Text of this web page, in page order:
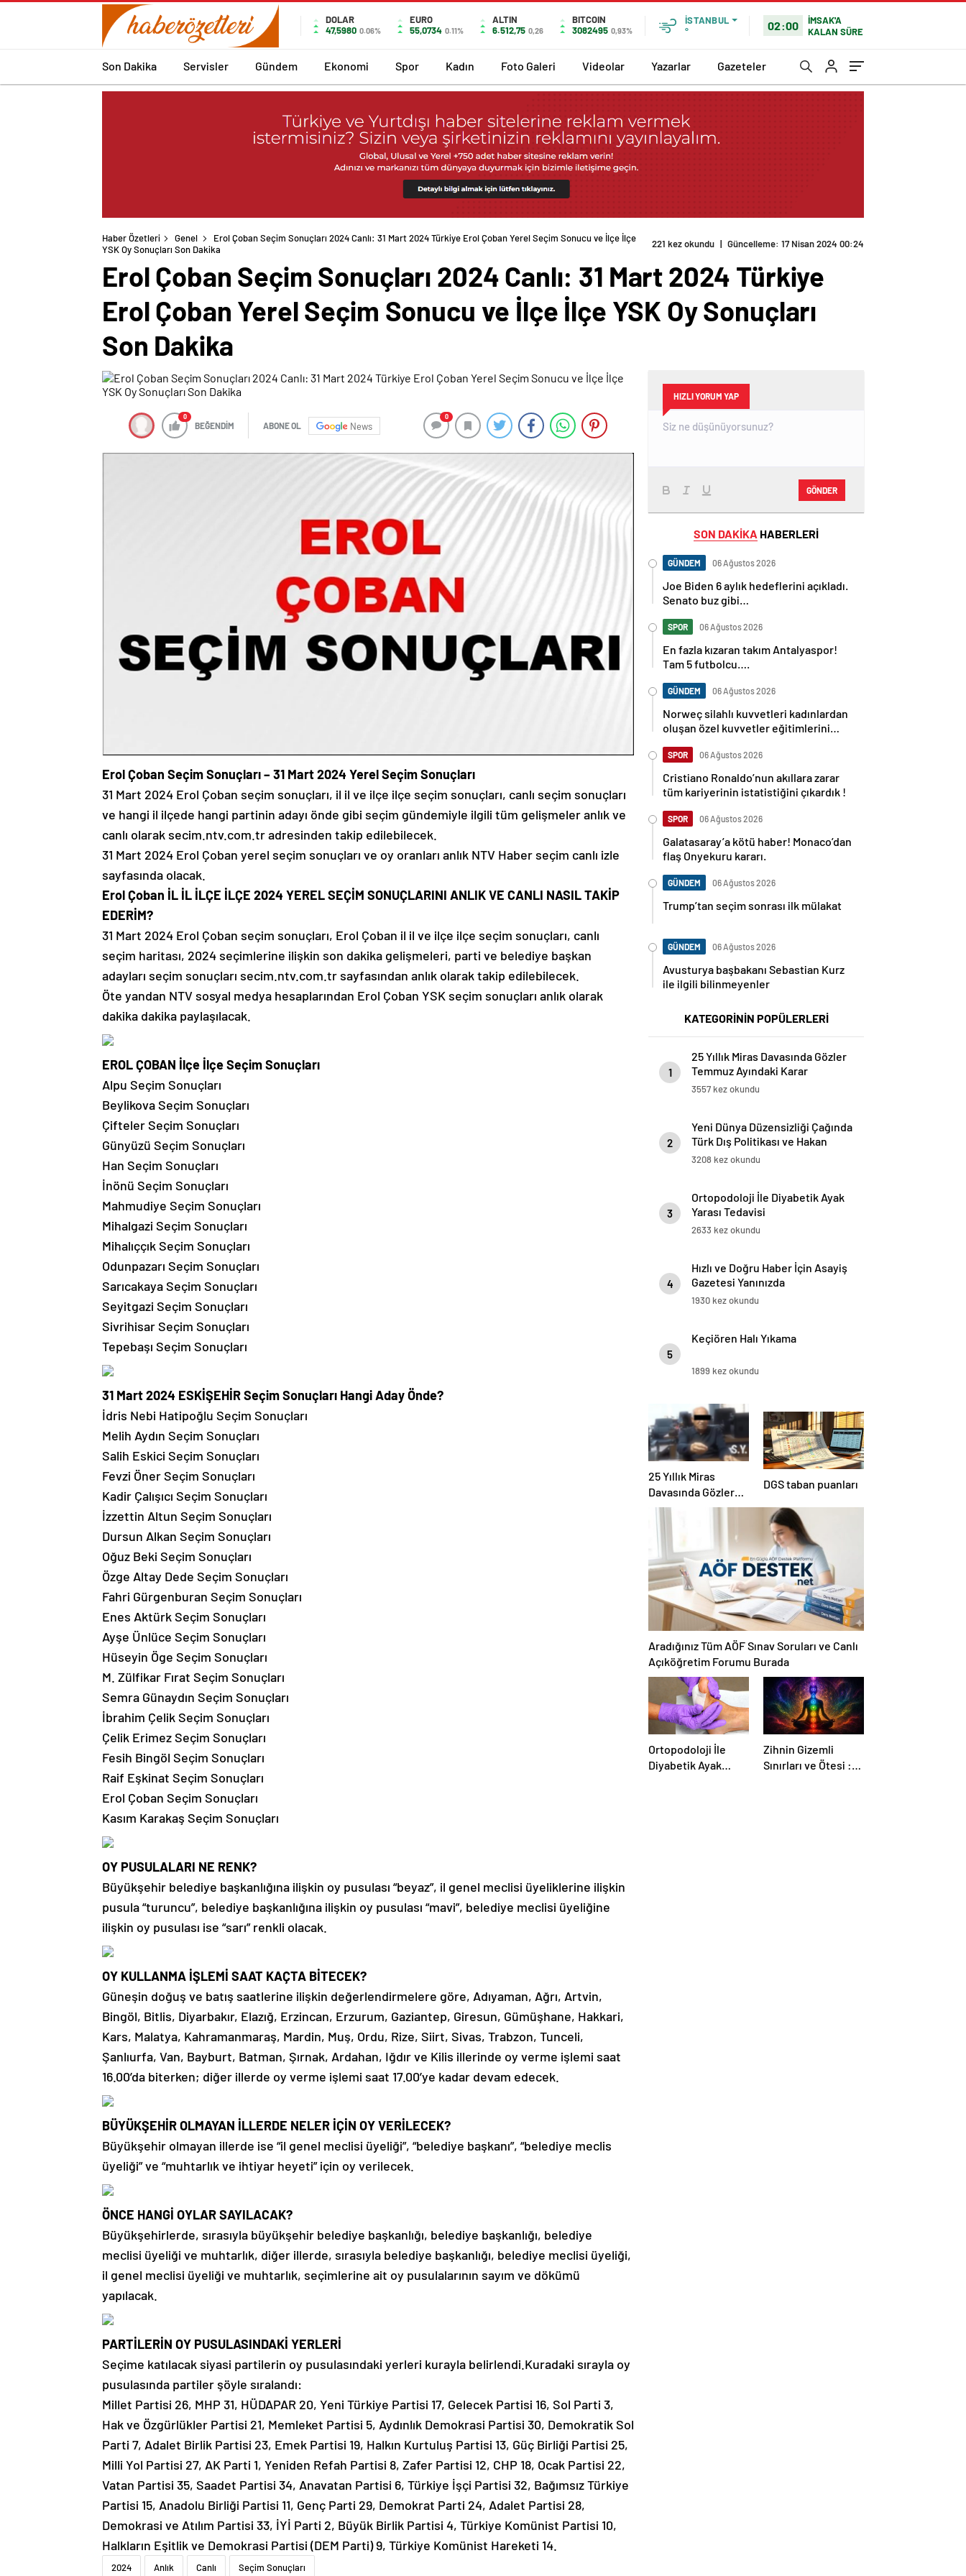
DOLAR
47,5980 0.06%
EURO
55,0734 0.11%
ALTIN
6.512,75 0,26
BITCOIN
3082495 0,93%
İSTANBUL
°
02:00
İMSAK'A
KALAN SÜRE
Son Dakika Servisler Gündem Ekonomi Spor Kadın Foto Galeri Videolar Yazarlar Gazeteler
Haber Özetleri Genel
Erol Çoban Seçim Sonuçları 2024 Canlı: 31 Mart 2024 Türkiye Erol Çoban Yerel Seçim Sonucu ve İlçe İlçe
YSK Oy Sonuçları Son Dakika
221 kez okundu | Güncelleme: 17 Nisan 2024 00:24
Erol Çoban Seçim Sonuçları 2024 Canlı: 31 Mart 2024 Türkiye
Erol Çoban Yerel Seçim Sonucu ve İlçe İlçe YSK Oy Sonuçları
Son Dakika
0
BEĞENDİM ABONE OL News
0
Erol Çoban Seçim Sonuçları – 31 Mart 2024 Yerel Seçim Sonuçları
31 Mart 2024 Erol Çoban seçim sonuçları, il il ve ilçe ilçe seçim sonuçları, canlı seçim sonuçları
ve hangi il ilçede hangi partinin adayı önde gibi seçim gündemiyle ilgili tüm gelişmeler anlık ve
canlı olarak secim.ntv.com.tr adresinden takip edilebilecek.
31 Mart 2024 Erol Çoban yerel seçim sonuçları ve oy oranları anlık NTV Haber seçim canlı izle
sayfasında olacak.
Erol Çoban İL İL İLÇE İLÇE 2024 YEREL SEÇİM SONUÇLARINI ANLIK VE CANLI NASIL TAKİP
EDERİM?
31 Mart 2024 Erol Çoban seçim sonuçları, Erol Çoban il il ve ilçe ilçe seçim sonuçları, canlı
seçim haritası, 2024 seçimlerine ilişkin son dakika gelişmeleri, parti ve belediye başkan
adayları seçim sonuçları secim.ntv.com.tr sayfasından anlık olarak takip edilebilecek.
Öte yandan NTV sosyal medya hesaplarından Erol Çoban YSK seçim sonuçları anlık olarak
dakika dakika paylaşılacak.
EROL ÇOBAN İlçe İlçe Seçim Sonuçları
Alpu Seçim Sonuçları
Beylikova Seçim Sonuçları
Çifteler Seçim Sonuçları
Günyüzü Seçim Sonuçları
Han Seçim Sonuçları
İnönü Seçim Sonuçları
Mahmudiye Seçim Sonuçları
Mihalgazi Seçim Sonuçları
Mihalıççık Seçim Sonuçları
Odunpazarı Seçim Sonuçları
Sarıcakaya Seçim Sonuçları
Seyitgazi Seçim Sonuçları
Sivrihisar Seçim Sonuçları
Tepebaşı Seçim Sonuçları
31 Mart 2024 ESKİŞEHİR Seçim Sonuçları Hangi Aday Önde?
İdris Nebi Hatipoğlu Seçim Sonuçları
Melih Aydın Seçim Sonuçları
Salih Eskici Seçim Sonuçları
Fevzi Öner Seçim Sonuçları
Kadir Çalışıcı Seçim Sonuçları
İzzettin Altun Seçim Sonuçları
Dursun Alkan Seçim Sonuçları
Oğuz Beki Seçim Sonuçları
Özge Altay Dede Seçim Sonuçları
Fahri Gürgenburan Seçim Sonuçları
Enes Aktürk Seçim Sonuçları
Ayşe Ünlüce Seçim Sonuçları
Hüseyin Öge Seçim Sonuçları
M. Zülfikar Fırat Seçim Sonuçları
Semra Günaydın Seçim Sonuçları
İbrahim Çelik Seçim Sonuçları
Çelik Erimez Seçim Sonuçları
Fesih Bingöl Seçim Sonuçları
Raif Eşkinat Seçim Sonuçları
Erol Çoban Seçim Sonuçları
Kasım Karakaş Seçim Sonuçları
OY PUSULALARI NE RENK?
Büyükşehir belediye başkanlığına ilişkin oy pusulası “beyaz”, il genel meclisi üyeliklerine ilişkin
pusula “turuncu”, belediye başkanlığına ilişkin oy pusulası “mavi”, belediye meclisi üyeliğine
ilişkin oy pusulası ise “sarı” renkli olacak.
OY KULLANMA İŞLEMİ SAAT KAÇTA BİTECEK?
Güneşin doğuş ve batış saatlerine ilişkin değerlendirmelere göre, Adıyaman, Ağrı, Artvin,
Bingöl, Bitlis, Diyarbakır, Elazığ, Erzincan, Erzurum, Gaziantep, Giresun, Gümüşhane, Hakkari,
Kars, Malatya, Kahramanmaraş, Mardin, Muş, Ordu, Rize, Siirt, Sivas, Trabzon, Tunceli,
Şanlıurfa, Van, Bayburt, Batman, Şırnak, Ardahan, Iğdır ve Kilis illerinde oy verme işlemi saat
16.00’da biterken; diğer illerde oy verme işlemi saat 17.00’ye kadar devam edecek.
BÜYÜKŞEHİR OLMAYAN İLLERDE NELER İÇİN OY VERİLECEK?
Büyükşehir olmayan illerde ise “il genel meclisi üyeliği”, “belediye başkanı”, “belediye meclis
üyeliği” ve “muhtarlık ve ihtiyar heyeti” için oy verilecek.
ÖNCE HANGİ OYLAR SAYILACAK?
Büyükşehirlerde, sırasıyla büyükşehir belediye başkanlığı, belediye başkanlığı, belediye
meclisi üyeliği ve muhtarlık, diğer illerde, sırasıyla belediye başkanlığı, belediye meclisi üyeliği,
il genel meclisi üyeliği ve muhtarlık, seçimlerine ait oy pusulalarının sayım ve dökümü
yapılacak.
PARTİLERİN OY PUSULASINDAKİ YERLERİ
Seçime katılacak siyasi partilerin oy pusulasındaki yerleri kurayla belirlendi.Kuradaki sırayla oy
pusulasında partiler şöyle sıralandı:
Millet Partisi 26, MHP 31, HÜDAPAR 20, Yeni Türkiye Partisi 17, Gelecek Partisi 16, Sol Parti 3,
Hak ve Özgürlükler Partisi 21, Memleket Partisi 5, Aydınlık Demokrasi Partisi 30, Demokratik Sol
Parti 7, Adalet Birlik Partisi 23, Emek Partisi 19, Halkın Kurtuluş Partisi 13, Güç Birliği Partisi 25,
Milli Yol Partisi 27, AK Parti 1, Yeniden Refah Partisi 8, Zafer Partisi 12, CHP 18, Ocak Partisi 22,
Vatan Partisi 35, Saadet Partisi 34, Anavatan Partisi 6, Türkiye İşçi Partisi 32, Bağımsız Türkiye
Partisi 15, Anadolu Birliği Partisi 11, Genç Parti 29, Demokrat Parti 24, Adalet Partisi 28,
Demokrasi ve Atılım Partisi 33, İYİ Parti 2, Büyük Birlik Partisi 4, Türkiye Komünist Partisi 10,
Halkların Eşitlik ve Demokrasi Partisi (DEM Parti) 9, Türkiye Komünist Hareketi 14.
2024 Anlık Canlı Seçim Sonuçları
HIZLI YORUM YAP
GÖNDER
SON DAKİKA HABERLERİ
GÜNDEM 06 Ağustos 2026
Joe Biden 6 aylık hedeflerini açıkladı.
Senato buz gibi…
SPOR 06 Ağustos 2026
En fazla kızaran takım Antalyaspor!
Tam 5 futbolcu….
GÜNDEM 06 Ağustos 2026
Norweç silahlı kuvvetleri kadınlardan
oluşan özel kuvvetler eğitimlerini
SPOR 06 Ağustos 2026
Cristiano Ronaldo’nun akıllara zarar
tüm kariyerinin istatistiğini çıkardık !
SPOR 06 Ağustos 2026
Galatasaray’a kötü haber! Monaco’dan
flaş Onyekuru kararı.
GÜNDEM 06 Ağustos 2026
Trump’tan seçim sonrası ilk mülakat
GÜNDEM 06 Ağustos 2026
Avusturya başbakanı Sebastian Kurz
ile ilgili bilinmeyenler
KATEGORİNİN POPÜLERLERİ
1
25 Yıllık Miras Davasında Gözler
Temmuz Ayındaki Karar
Duruşmasına Çevrildi
3557 kez okundu
2
Yeni Dünya Düzensizliği Çağında
Türk Dış Politikası ve Hakan
Fidan Faktörü
3208 kez okundu
3
Ortopodoloji İle Diyabetik Ayak
Yarası Tedavisi
2633 kez okundu
4
Hızlı ve Doğru Haber İçin Asayiş
Gazetesi Yanınızda
1930 kez okundu
5
Keçiören Halı Yıkama
1899 kez okundu
25 Yıllık Miras
Davasında Gözler
Temmuz Ayındaki
Çevrildi
DGS taban puanları
Aradığınız Tüm AÖF Sınav Soruları ve Canlı
Açıköğretim Forumu Burada
Ortopodoloji İle
Diyabetik Ayak
Zihnin Gizemli
Sınırları ve Ötesi :